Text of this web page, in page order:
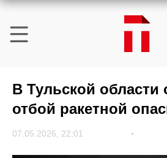
В Тульской
отбой ракетной
07.05.2026, 22:01